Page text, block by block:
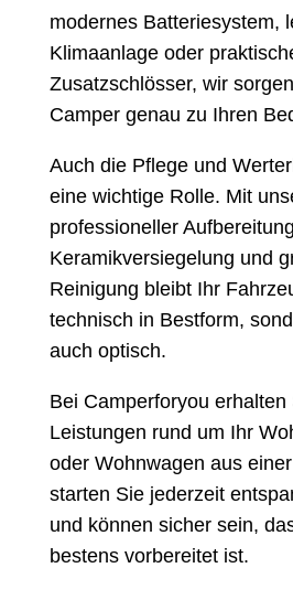
modernes Batteriesystem,
Klimaanlage oder
Zusatzschlösser, wir
Camper genau zu Ihren
Auch die Pflege und
eine wichtige Rolle. Mit
professioneller
Keramikversiegelung und
Reinigung bleibt Ihr
technisch in Bestform,
auch optisch.
Bei Camperforyou erhalten
Leistungen rund um Ihr
oder Wohnwagen aus
starten Sie jederzeit
und können sicher sein,
bestens vorbereitet ist.